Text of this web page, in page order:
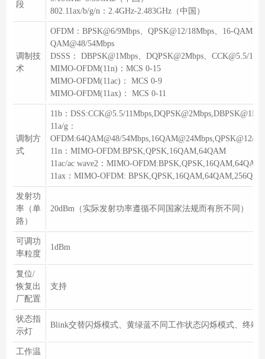
段
802.11ax/b/g/n：2.4GHz-2.483GHz（中国）
调制技
术
OFDM：BPSK@6/9Mbps、QPSK@12/18Mbps、16-
QAM@48/54Mbps
DSSS： DBPSK@1Mbps、DQPSK@2Mbps、CCK@5.5/
MIMO-OFDM(11n)：MCS 0-15
MIMO-OFDM(11ac)： MCS 0-9
MIMO-OFDM(11ax)： MCS 0-11
调制方
式
11b：DSS:CCK@5.5/
11a/g：
OFDM:64QAM@48/54Mbps,16QAM@24Mbps,QPSK@12/
11n：MIMO-OFDM:BPSK,QPSK,16QAM,64QAM
11ac/ac wave2：MIMO-
11ax：MIMO-OFDM:
发射功
率（单
路）
20dBm（实际发射功率遵循不同国家法规而有所不同）
可调功
率粒度
1dBm
复位/
恢复出
厂配置
支持
状态指
示灯
Blink交替闪烁模式、黄绿蓝不同工作状态闪烁模式、终端
工作温